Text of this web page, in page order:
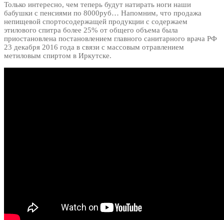
Только интересно, чем теперь будут натирать ноги наши
бабушки с пенсиями по 8000руб… Напомним, что продажа
непищевой спортосодержащей продукции с содержаем
этилового спитра более 25% от общего объема была
приостановлена постановлением главного санитарного врача РФ
23 декабря 2016 года в связи с массовым отравлением
метиловым спиртом в Иркутске.